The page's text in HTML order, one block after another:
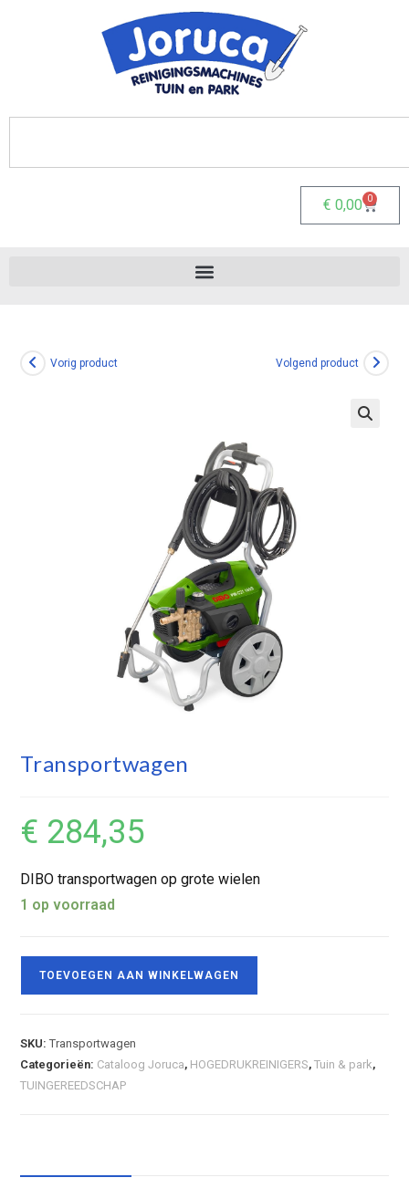
€ 0,00 0
Vorig product Volgend product
Transportwagen
€ 284,35
DIBO transportwagen op grote wielen
1 op voorraad
TOEVOEGEN AAN WINKELWAGEN
SKU:Transportwagen
Categorieën: Cataloog Joruca, HOGEDRUKREINIGERS,Tuin & park,
TUINGEREEDSCHAP